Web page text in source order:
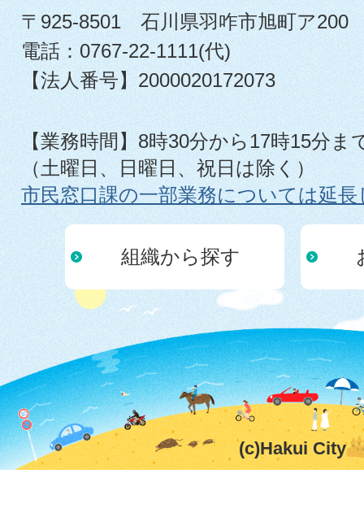
〒925-8501 石川県羽咋市旭町ア200
電話：0767-22-1111(代)
【法人番号】2000020172073
【業務時間】8時30分から17時15分ま
（土曜日、日曜日、祝日は除く）
市民窓口課の一部業務については延
組織から探す
(c)Hakui City